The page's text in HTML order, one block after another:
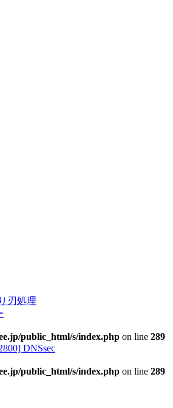
刃処理
public_html/s/index.php on line 289
DNSsec
public_html/s/index.php on line 289